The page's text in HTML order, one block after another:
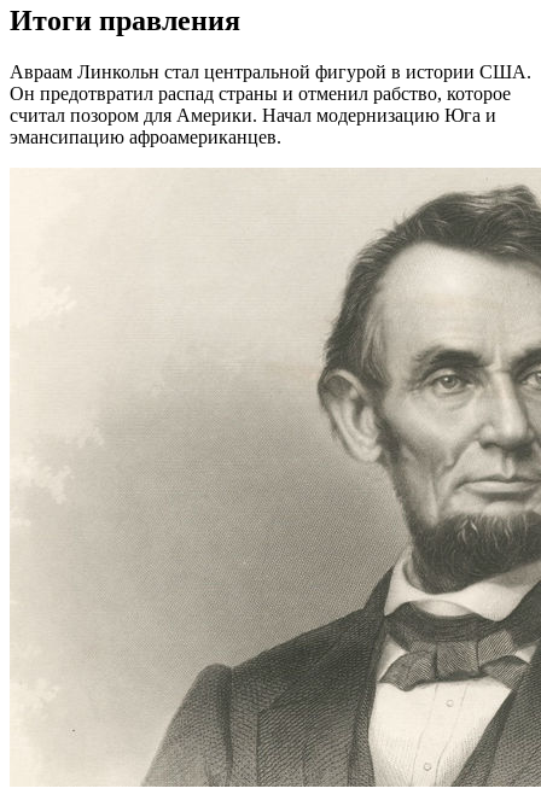
Итоги правления
Авраам Линкольн стал центральной фигурой в истории США.
Он предотвратил распад страны и отменил рабство, которое
считал позором для Америки. Начал модернизацию Юга и
эмансипацию афроамериканцев.